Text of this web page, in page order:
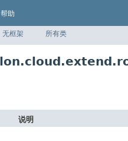
帮助
无框架 所有类
说明